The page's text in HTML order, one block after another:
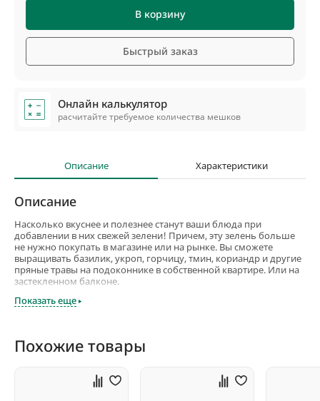
В корзину
Быстрый заказ
Онлайн калькулятор
расчитайте требуемое количества мешков
Описание Характеристики
Описание
Насколько вкуснее и полезнее станут ваши блюда при
добавлении в них свежей зелени! Причем, эту зелень больше
не нужно покупать в магазине или на рынке. Вы сможете
выращивать базилик, укроп, горчицу, тмин, кориандр и другие
пряные травы на подоконнике в собственной квартире. Или на
застекленном балконе.
Причем, выращивать их можно в течение всего года. И, значит,
Чтобы выращивать зелень, не нужно быть опытным
огородником. Нужно просто купить комплект для
проверенные семена и специально подобранные для каждого
из растений почвенные смеси.
Показать еще
Похожие товары